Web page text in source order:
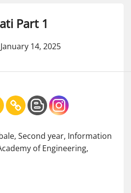
Part 1
January 14, 2025
Second year, Information
of Engineering,